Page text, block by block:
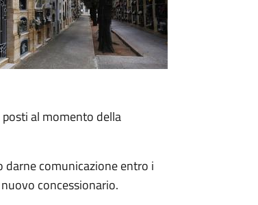
al momento della
darne comunicazione entro i
concessionario.